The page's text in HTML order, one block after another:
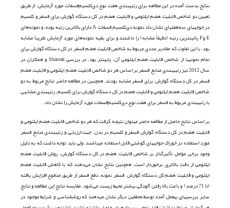
نتایج بدست آمده در این مطالعه برای رتبه­بندی هفت نوع دی‌کلسیم‌فسفات مورد آزمایش، از طریق
تعیین دو شاخص قابلیت هضم ایلئومی و قابلیت هضم در کل دستگاه گوارش برای فسفر و کلسیم
در جوجه­های سه‌هفته­ای نشان داد نمونه دی‌کلسیم‌ فسفات A دارای بالاترین رتبه بوده، و نمونه‌های
E وF پائین­ترین رتبه (دقیقاً مشابه) را داشتند و برای بقیه نمونه­‌های مورد آزمایش تقریباً مشابه
بود، با این تفاوت که مقادیر عددی مربوط به شاخص قابلیت هضم فسفر در کل دستگاه گوارش برای
تمام نمونه­ها از شاخص قابلیت ­هضم ایلئومی آن، پایین­تر بود. در بررسی Shastak و همکاران در
سال 2012 نیز رتبه­بندی منابع فسفر بر اساس هر دو شاخص قابلیت هضم ایلئومی و قابلیت هضم
فسفر در کل دستگاه گوارش برای فسفر مشابه بودند. همچنین در مطالعه حاضر نتایج مربوط به دو
شاخص قابلیت هضم ایلئومی و قابلیت هضم در کل دستگاه گوارش برای کلسیم، رتبه­بندی مشابهی
با رتبه­بندی مربوط به فسفر برای هفت نوع دی‌کلسیم‌فسفات مورد آزمایش را نشان داد.
بر اساس نتایج حاصل از مطالعه حاضر می­توان نتیجه گرفت که هر دو شاخص قابلیت هضم ایلئومی و
قابلیت هضم در کل دستگاه گوارش فسفر و کلسیم در بدن، جهت ارزیابی و رتبه­بندی منابع فسفر
مورد استفاده در خوراک جوجه­های گوشتی قابل استفاده می­باشند، ولی باید توجه داشت که به دلیل
وجود برخی عوامل تأثیرگذار بر شاخص قابلیت هضم در کل دستگاه گوارش، روش قابلیت هضم
ایلئومی از دقت بالاتری برخوردار است. همچنین نتایج نشان ‌می‌دهند که با کاهش قابلیت هضم
ایلئومی و قابلیت هضم کل دستگاه گوارش فسفر نمونه، دفع فسفر از طریق مدفوع افزایش یافته
(تا 71 درصد) و باعث بالا رفتن آلودگی بیشتر محیط زیست می‌شود. مقایسه نتایج این مطالعه و نتایج
سایر بررسی­های به­عمل آمده توسط محققین دیگر نشان می­دهند که روش­شناسی و شرایط موجود در